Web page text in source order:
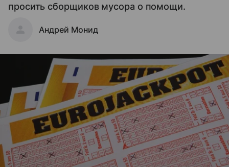
просить сборщиков мусора о помощи.
Андрей Монид